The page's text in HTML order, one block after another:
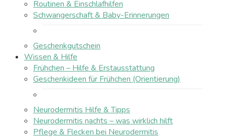
Routinen & Einschlafhilfen
Schwangerschaft & Baby-Erinnerungen
Geschenkgutschein
Wissen & Hilfe
Frühchen – Hilfe & Erstausstattung
Geschenkideen für Frühchen (Orientierung)
Neurodermitis Hilfe & Tipps
Neurodermitis nachts – was wirklich hilft
Pflege & Flecken bei Neurodermitis